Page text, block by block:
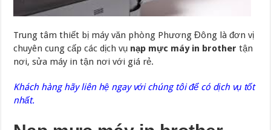
Trung tâm thiết bị máy văn phòng Phương Đông là đơn vị
chuyên cung cấp các dịch vụ nạp mực máy in brother tận
nơi, sửa máy in tận nơi với giá rẻ.
Khách hàng hãy liên hệ ngay với chúng tôi để có dịch vụ tốt
nhất.